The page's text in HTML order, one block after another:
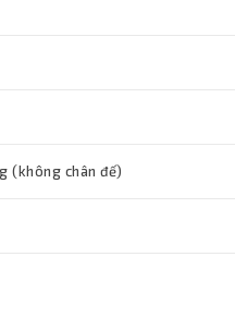
(không chân đế)